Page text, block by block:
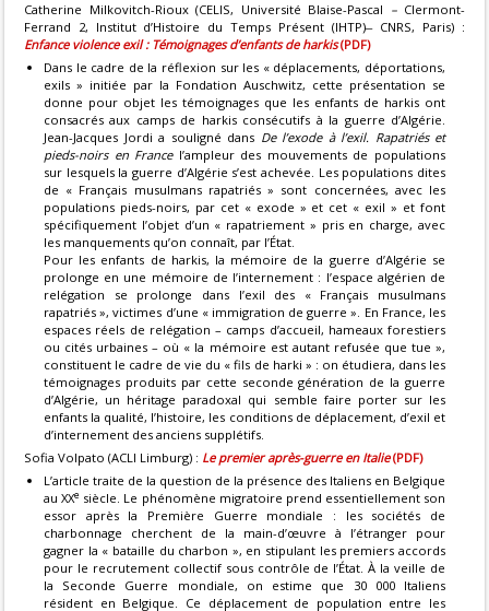
Catherine Milkovitch-Rioux (CELIS, Université Blaise-Pascal –Clermont-
Ferrand 2, Institut d’Histoire du Temps Présent (IHTP) ̶ CNRS, Paris) :
Enfance violence exil : Témoignages d’enfants de harkis(PDF)
Dans le cadre de la réflexion sur les « déplacements, déportations,
exils » initiée par la Fondation Auschwitz, cette présentation se
donne pour objet les témoignages que les enfants de harkis ont
consacrés aux camps de harkis consécutifs à la guerre d’Algérie.
Jean-Jacques Jordi a souligné dans De l’exode à l’exil. Rapatriés et
pieds-noirs en Francel’ampleur des mouvements de populations
sur lesquels la guerre d’Algérie s’est achevée. Les populations dites
de « Français musulmans rapatriés » sont concernées, avec les
populations pieds-noirs, par cet « exode » et cet « exil » et font
spécifiquement l’objet d’un « rapatriement » pris en charge, avec
les manquements qu’on connaît, par l’État.
Pour les enfants de harkis, la mémoire de la guerre d’Algérie se
prolonge en une mémoire de l’internement : l’espace algérien de
relégation se prolonge dans l’exil des « Français musulmans
rapatriés », victimes d’une « immigration de guerre ». En France, les
espaces réels de relégation – camps d’accueil, hameaux forestiers
ou cités urbaines – où « la mémoire est autant refusée que tue »,
constituent le cadre de vie du « fils de harki » : on étudiera, dans les
témoignages produits par cette seconde génération de la guerre
d’Algérie, un héritage paradoxal qui semble faire porter sur les
enfants la qualité, l’histoire, les conditions de déplacement, d’exil et
d’internement des anciens supplétifs.
Sofia Volpato (ACLI Limburg) : Le premier après-guerre en Italie(PDF)
L’article traite de la question de la présence des Italiens en Belgique
au XXe siècle. Le phénomène migratoire prend essentiellement son
essor après la Première Guerre mondiale : les sociétés de
charbonnage cherchent de la main-d’œuvre à l’étranger pour
gagner la « bataille du charbon », en stipulant les premiers accords
pour le recrutement collectif sous contrôle de l’État. À la veille de
la Seconde Guerre mondiale, on estime que 30 000 Italiens
résident en Belgique. Ce déplacement de population entre les